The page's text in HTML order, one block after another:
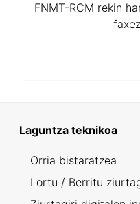
FNMT-RCM rekin
Laguntza teknikoa
Orria bistaratzea
Lortu / Berritu